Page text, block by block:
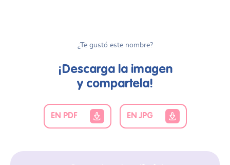
¿Te gustó este nombre?
¡Descarga la imagen
y compartela!
EN PDF EN JPG